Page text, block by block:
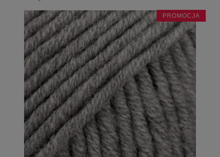
PROMOCJA